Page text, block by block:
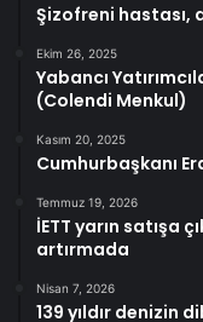
Şizofreni hastası,
Ekim 26, 2025
Yabancı
(Colendi Menkul)
Kasım 20, 2025
Cumhurbaşkanı
Temmuz 19, 2026
İETT yarın satışa
artırmada
Nisan 7, 2026
139 yıldır denizin